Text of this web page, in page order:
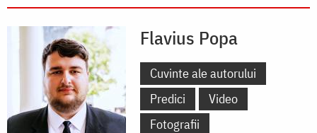
Flavius Popa
Cuvinte ale autorului
Predici
Video
Fotografii